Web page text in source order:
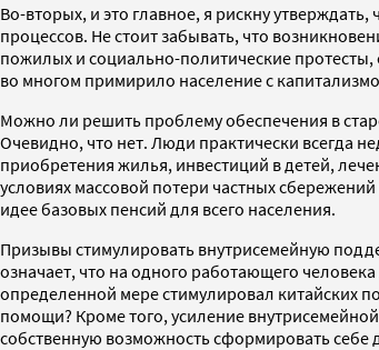
Во-вторых, и это главное, я рискну
процессов. Не стоит забывать, что
пожилых и социально-политические
во многом примирило население с
Можно ли решить проблему обеспечения в
Очевидно, что нет. Люди практически всегда
приобретения жилья, инвестиций в детей,
условиях массовой потери частных
идее базовых пенсий для всего населения.
Призывы стимулировать внутрисемейную
означает, что на одного работающего
определенной мере стимулировал китайских
помощи? Кроме того, усиление
собственную возможность сформировать себе